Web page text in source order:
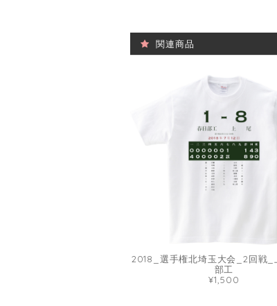
関連商品
2018_選手権北埼玉大会_2回戦_
部工
¥1,500